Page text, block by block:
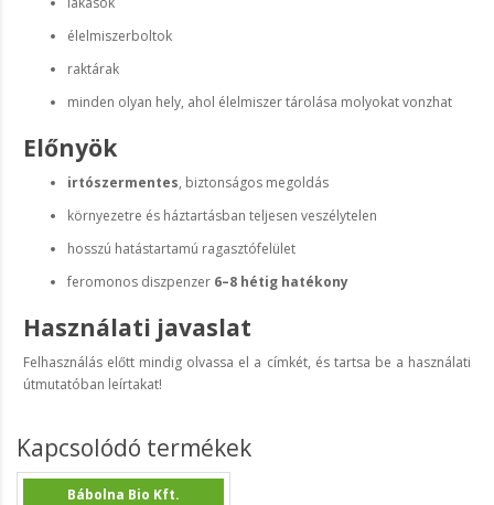
élelmiszerboltok
raktárak
minden olyan hely, ahol élelmiszer tárolása molyokat vonzhat
Előnyök
irtószermentes, biztonságos megoldás
környezetre és háztartásban teljesen veszélytelen
hosszú hatástartamú ragasztófelület
feromonos diszpenzer 6–8 hétig hatékony
Használati javaslat
Felhasználás előtt mindig olvassa el a címkét, és tartsa be a használati
útmutatóban leírtakat!
Kapcsolódó termékek
Bábolna Bio Kft.